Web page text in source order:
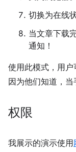
切换为在线
当文章下载
通知！
使用此模式，用户
因为他们知道，当
权限
我展示的演示使用